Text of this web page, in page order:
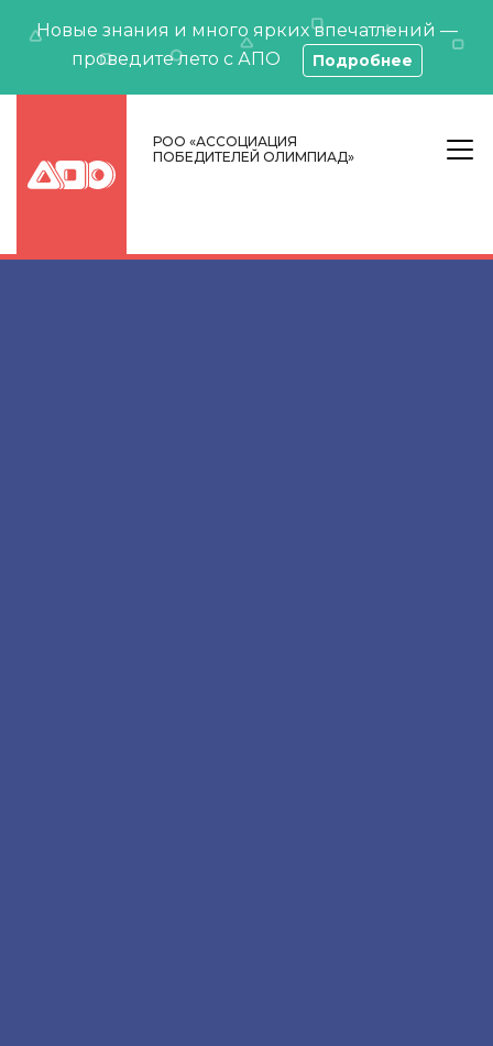
Новые знания и много ярких впечатлений —
проведите лето с АПО
Подробнее
РОО «АССОЦИАЦИЯ
ПОБЕДИТЕЛЕЙ ОЛИМПИАД»